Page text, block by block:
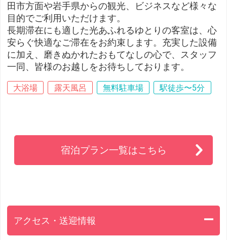
田市方面や岩手県からの観光、ビジネスなど様々な
目的でご利用いただけます。
長期滞在にも適した光あふれるゆとりの客室は、心
安らぐ快適なご滞在をお約束します。充実した設備
に加え、磨きぬかれたおもてなしの心で、スタッフ
一同、皆様のお越しをお待ちしております。
大浴場 露天風呂 無料駐車場 駅徒歩〜5分
宿泊プラン一覧はこちら
アクセス・送迎情報